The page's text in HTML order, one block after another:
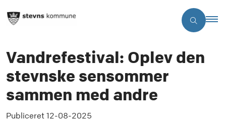
Vandrefestival: Oplev den
stevnske sensommer
sammen med andre
Publiceret12-08-2025